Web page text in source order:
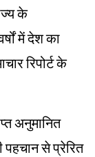
के
में देश का
रिपोर्ट के
अनुमानित
से प्रेरित